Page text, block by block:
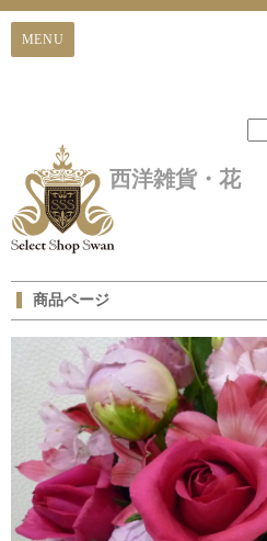
西洋雑貨・花
商品ページ